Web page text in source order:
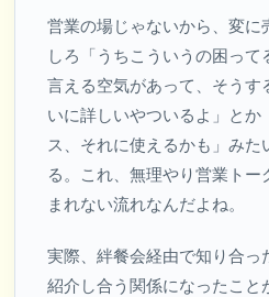
営業の場じゃないから、変に
しろ「うちこういうの困って
言える空気があって、そうす
いに詳しいやついるよ」とか
ス、それに使えるかも」みた
る。これ、無理やり営業トー
まれない流れなんだよね。
実際、絆餐会経由で知り合っ
紹介し合う関係になったこと